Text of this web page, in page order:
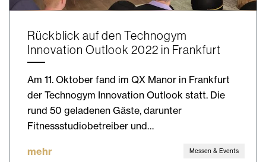
Rückblick auf den Technogym
Innovation Outlook 2022 in Frankfurt
Am 11. Oktober fand im QX Manor in Frankfurt
der Technogym Innovation Outlook statt. Die
rund 50 geladenen Gäste, darunter
Fitnessstudiobetreiber und…
mehr Messen & Events